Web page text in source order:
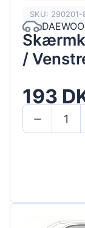
SKU: 290201-
/
193